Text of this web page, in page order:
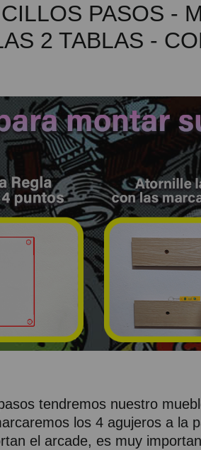
PASOS -
2 TABLAS -
tendremos nuestro
los 4 agujeros a la
el arcade, es muy